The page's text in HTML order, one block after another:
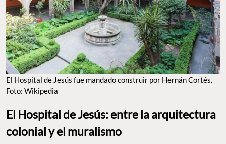
El Hospital de Jesús fue mandado construir por Hernán Cortés.
Foto: Wikipedia
El Hospital de Jesús: entre la arquitectura
colonial y el muralismo